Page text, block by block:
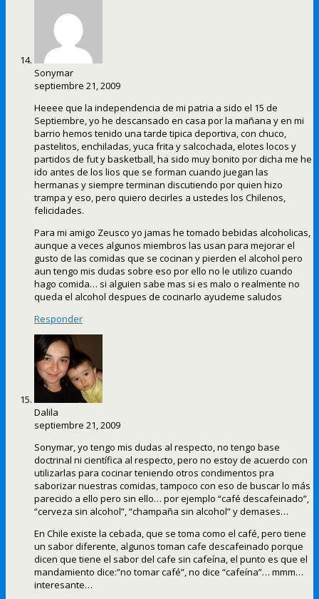
Sonymar
septiembre 21, 2009
Heeee que la independencia de mi patria a sido el 15 de
Septiembre, yo he descansado en casa por la mañana y en mi
barrio hemos tenido una tarde tipica deportiva, con chuco,
pastelitos, enchiladas, yuca frita y salcochada, elotes locos y
partidos de fut y basketball, ha sido muy bonito por dicha me he
ido antes de los lios que se forman cuando juegan las
hermanas y siempre terminan discutiendo por quien hizo
trampa y eso, pero quiero decirles a ustedes los Chilenos,
felicidades.
Para mi amigo Zeusco yo jamas he tomado bebidas alcoholicas,
aunque a veces algunos miembros las usan para mejorar el
gusto de las comidas que se cocinan y pierden el alcohol pero
aun tengo mis dudas sobre eso por ello no le utilizo cuando
hago comida… si alguien sabe mas si es malo o realmente no
queda el alcohol despues de cocinarlo ayudeme saludos
Responder
Dalila
septiembre 21, 2009
Sonymar, yo tengo mis dudas al respecto, no tengo base
doctrinal ni científica al respecto, pero no estoy de acuerdo con
utilizarlas para cocinar teniendo otros condimentos pra
saborizar nuestras comidas, tampoco con eso de buscar lo más
parecido a ello pero sin ello… por ejemplo “café descafeinado”,
“cerveza sin alcohol”, “champaña sin alcohol” y demases…
En Chile existe la cebada, que se toma como el café, pero tiene
un sabor diferente, algunos toman cafe descafeinado porque
dicen que tiene el sabor del cafe sin cafeína, el punto es que el
mandamiento dice:”no tomar café”, no dice “cafeína”… mmm…
interesante…